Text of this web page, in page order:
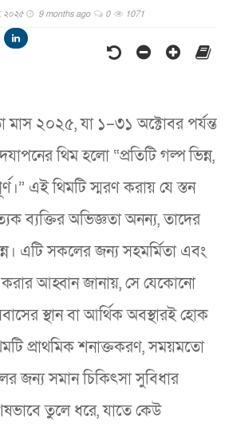
২০২৫ 9 months ago 0 1071
মাস ২০২৫, যা ১–৩১ অক্টোবর পর্যন্ত
থিম হলো “প্রতিটি গল্প ভিন্ন,
এই থিমটি স্মরণ করায় যে স্তন
ব্যক্তির অভিজ্ঞতা অনন্য, তাদের
এটি সকলের জন্য সহমর্মিতা এবং
করার আহ্বান জানায়, সে যেকোনো
স্থান বা আর্থিক অবস্থারই হোক
প্রাথমিক শনাক্তকরণ, সময়মতো
জন্য সমান চিকিৎসা সুবিধার
তুলে ধরে, যাতে কেউ